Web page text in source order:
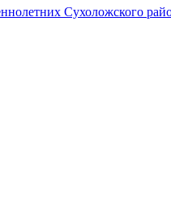
Сухоложского